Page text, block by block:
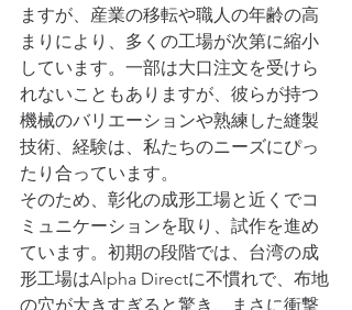
ますが、産業の移転や職人の年齢の高
まりにより、多くの工場が次第に縮小
しています。一部は大口注文を受けら
れないこともありますが、彼らが持つ
機械のバリエーションや熟練した縫製
技術、経験は、私たちのニーズにぴっ
たり合っています。
そのため、彰化の成形工場と近くでコ
ミュニケーションを取り、試作を進め
ています。初期の段階では、台湾の成
形工場はAlpha Directに不慣れで、布地
の穴が大きすぎると驚き、まさに衝撃